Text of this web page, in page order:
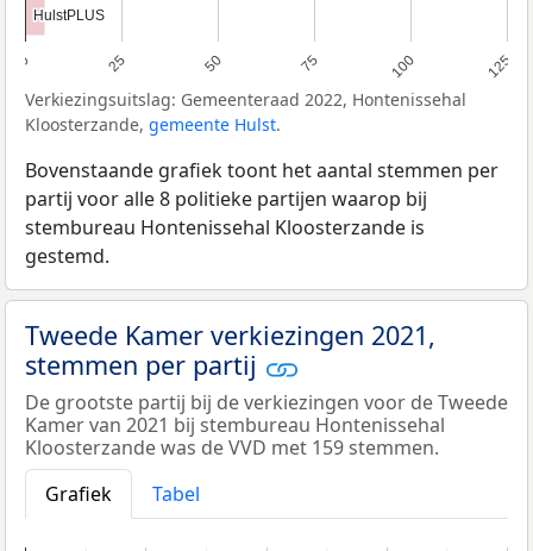
0 25 50 75 100 125
HulstPLUS
HulstPLUS
Verkiezingsuitslag: Gemeenteraad 2022, Hontenissehal
Kloosterzande, gemeente Hulst.
Bovenstaande grafiek toont het aantal stemmen per
partij voor alle 8 politieke partijen waarop bij
stembureau Hontenissehal Kloosterzande is
gestemd.
Tweede Kamer verkiezingen 2021,
stemmen per partij
De grootste partij bij de verkiezingen voor de Tweede
Kamer van 2021 bij stembureau Hontenissehal
Kloosterzande was de VVD met 159 stemmen.
Grafiek
Tabel